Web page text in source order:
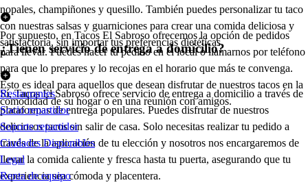
nopales, champiñones y quesillo. También puedes personalizar tu taco
con nuestras salsas y guarniciones para crear una comida deliciosa y
satisfactoria, sin importar tus preferencias dietéticas.
Por supuesto, en Tacos El Sabroso ofrecemos la opción de pedidos
para llevar. Puedes hacer tu pedido en el local o llamarnos por teléfono
para que lo prepares y lo recojas en el horario que más te convenga.
Esto es ideal para aquellos que desean disfrutar de nuestros tacos en la
comodidad de su hogar o en una reunión con amigos.
¿Tienen servicio de entrega a domicilio?
Sí, Tacos El Sabroso ofrece servicio de entrega a domicilio a través de
plataformas de entrega populares. Puedes disfrutar de nuestros
deliciosos tacos sin salir de casa. Solo necesitas realizar tu pedido a
través de la aplicación de tu elección y nosotros nos encargaremos de
llevar la comida caliente y fresca hasta tu puerta, asegurando que tu
experiencia sea cómoda y placentera.
Restaurantes
Socio repartidor
Soporte repartidor
Ciudades Disponibles
Legal
Renta de equipo